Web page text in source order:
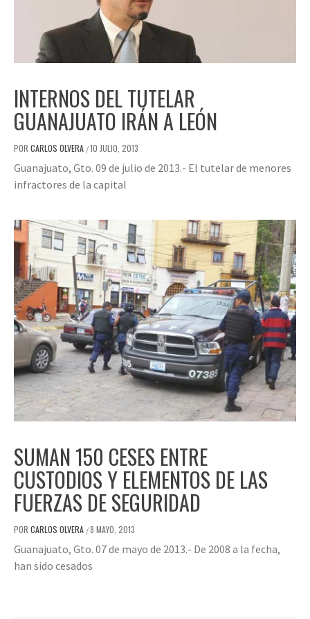
INTERNOS DEL TUTELAR
GUANAJUATO IRÁN A LEÓN
POR CARLOS OLVERA /10 JULIO, 2013
Guanajuato, Gto. 09 de julio de 2013.- El tutelar de menores
infractores de la capital
SUMAN 150 CESES ENTRE
CUSTODIOS Y ELEMENTOS DE LAS
FUERZAS DE SEGURIDAD
POR CARLOS OLVERA /8 MAYO, 2013
Guanajuato, Gto. 07 de mayo de 2013.- De 2008 a la fecha,
han sido cesados